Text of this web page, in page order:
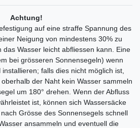
Achtung!
auf eine straffe Spannung des
Neigung von mindestens 30% zu
Wasser leicht abfliessen kann. Eine
bei grösseren Sonnensegeln) wenn
falls dies nicht möglich ist,
der Naht kein Wasser sammeln
um 180° drehen. Wenn der Abfluss
ist, können sich Wassersäcke
Grösse des Sonnensegels schnell
ansammeln und eventuell die